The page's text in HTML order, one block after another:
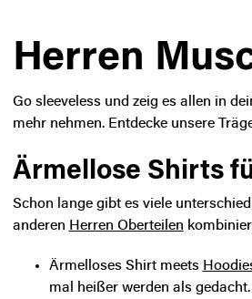
Herren
Go sleeveless und zeig es allen in
mehr nehmen. Entdecke unsere
Ärmellose Shirts
Schon lange gibt es viele
anderen Herren Oberteilen
Ärmelloses Shirt meets
mal heißer werden als